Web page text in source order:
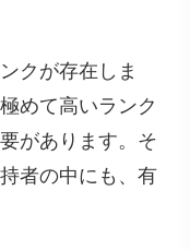
クが存在しま
めて高いランク
があります。そ
者の中にも、有